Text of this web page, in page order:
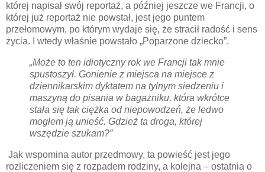
której napisał swój reportaż, a później jeszcze we Francji, o
której już reportaż nie powstał, jest jego puntem
przełomowym, po którym wydaje się, że stracił radość i sens
życia. I wtedy właśnie powstało „Poparzone dziecko”.
„Może to ten idiotyczny rok we Francji tak mnie
spustoszył. Gonienie z miejsca na miejsce z
dziennikarskim dyktatem na tylnym siedzeniu i
maszyną do pisania w bagażniku, która wkrótce
stała się tak ciężka od niepowodzeń, że ledwo
mogłem ją unieść. Gdzież ta droga, której
wszędzie szukam?”
Jak wspomina autor przedmowy, ta powieść jest jego
rozliczeniem się z rozpadem rodziny, a kolejna – ostatnia o